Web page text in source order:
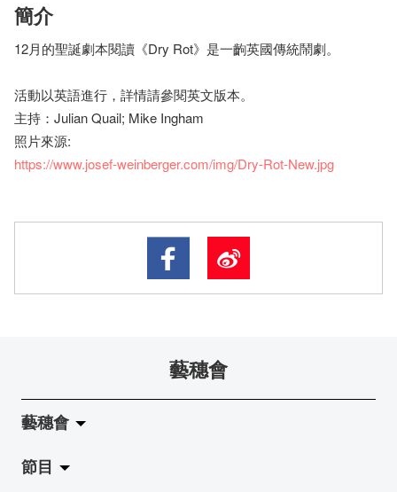
簡介
12月的聖誕劇本閱讀《Dry Rot》是一齣英國傳統鬧劇。
活動以英語進行，詳情請參閱英文版本。
主持：Julian Quail; Mike Ingham
照片來源:
https://www.josef-weinberger.com/img/Dry-Rot-New.jpg
藝穗會
藝穗會
關於藝穗會
節目